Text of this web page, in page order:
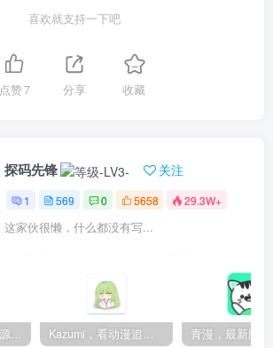
喜欢就支持一下吧
点赞7 分享 收藏
探码先锋 关注
1 569 0 5658 29.3W+
这家伙很懒，什么都没有写...
鸭趣听书，付费资源无限制，内置多书源 Kazumi，看动漫追番的神器，纯净无广